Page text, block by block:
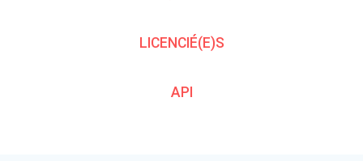
LICENCIÉ(E)S
API